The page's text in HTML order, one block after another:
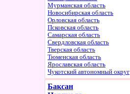
Мурманская область
Новосибирская область
Орловская область
Псковская область
Самарская область
Свердловская область
Тверская область
Тюменская область
Ярославская область
Чукотский автономный округ
Баксан